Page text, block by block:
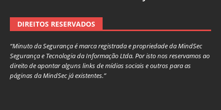
DIREITOS RESERVADOS
“Minuto da Segurança é marca registrada e propriedade da MindSec
Segurança e Tecnologia da Informação Ltda. Por isto nos reservamos ao
direito de apontar alguns links de mídias sociais e outros para as
páginas da MindSec já existentes.”